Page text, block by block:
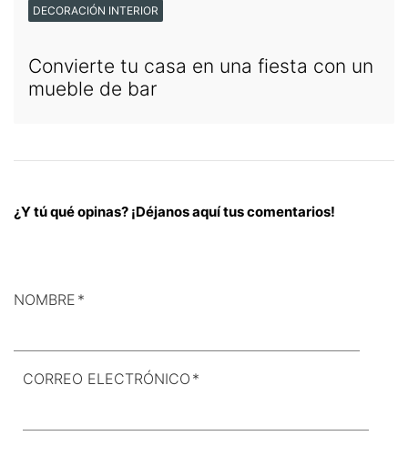
DECORACIÓN INTERIOR
Convierte tu casa en una fiesta con un
mueble de bar
¿Y tú qué opinas? ¡Déjanos aquí tus comentarios!
NOMBRE *
CORREO ELECTRÓNICO *